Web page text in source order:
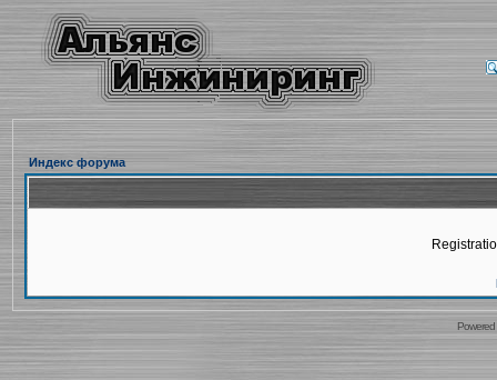
Индекс форума